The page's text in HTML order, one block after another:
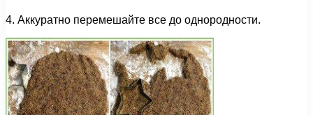
4. Аккуратно перемешайте все до однородности.